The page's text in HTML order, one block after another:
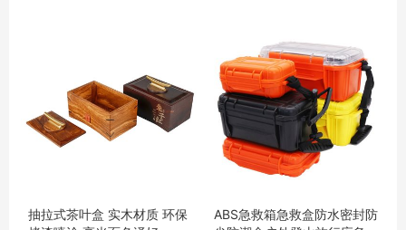
抽拉式茶叶盒 实木材质 环保
ABS急救箱急救盒防水密封防